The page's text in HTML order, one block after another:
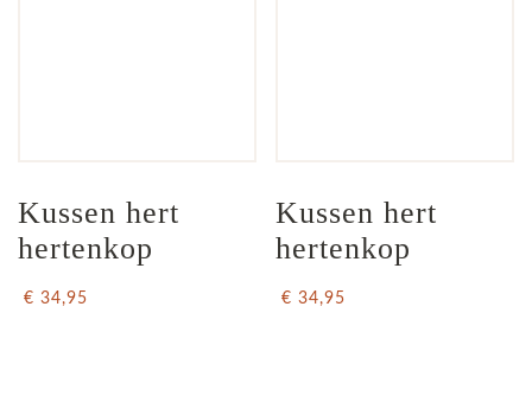
Kussen hert
hertenkop
€ 34,95
Kussen hert
hertenkop
€ 34,95